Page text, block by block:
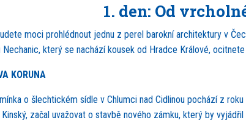
1. den: Od
moci prohlédnout jednu z perel barokní architektury v
Nechanic, který se nachází kousek od Hradce Králové,
KORUNA
o šlechtickém sídle v Chlumci nad Cidlinou pochází z
Kinský, začal uvažovat o stavbě nového zámku, který by